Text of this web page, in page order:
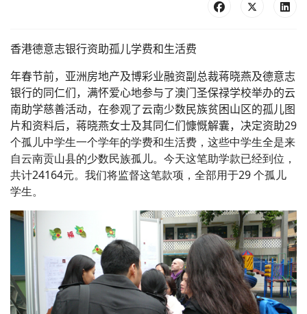
香港德意志银行资助孤儿学费和生活费
年春节前，亚洲房地产及博彩业融资副总裁蒋晓燕及德意志
银行的同仁们，满怀爱心地参与了澳门圣保禄学校举办的云
南助学慈善活动，在参观了云南少数民族贫困山区的孤儿图
片和资料后，蒋晓燕女士及其同仁们慷慨解囊，决定资助29
个孤儿中学生一个学年的学费和生活费，这些中学生全是来
自云南贡山县的少数民族孤儿。今天这笔助学款已经到位，
共计24164元。我们将监督这笔款项，全部用于29个孤儿
学生。